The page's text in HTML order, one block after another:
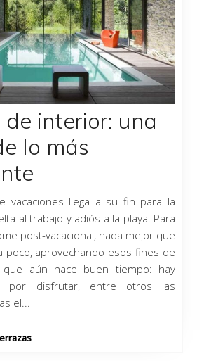
de interior: una
lo más
vacaciones llega a su fin para la
al trabajo y adiós a la playa. Para
post-vacacional, nada mejor que
poco, aprovechando esos fines de
aún hace buen tiempo: hay
por disfrutar, entre otros las
el...